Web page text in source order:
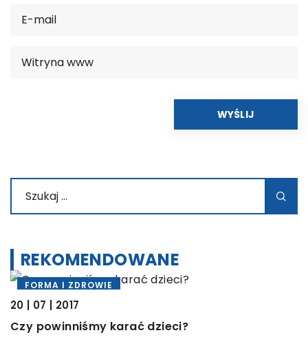
REKOMENDOWANE
FORMA I ZDROWIE
20 | 07 | 2017
Czy powinniśmy karać dzieci?